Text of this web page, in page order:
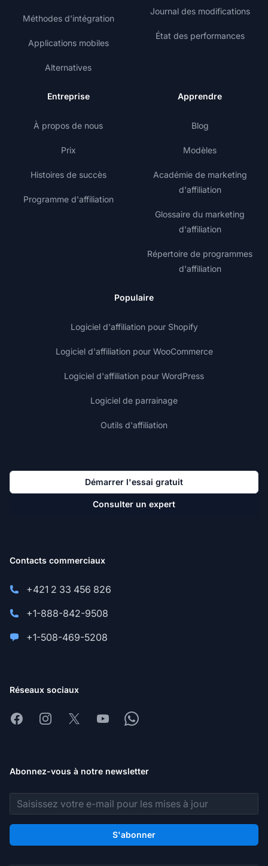
Méthodes d'intégration
Applications mobiles
Alternatives
Journal des modifications
État des performances
Entreprise
À propos de nous
Prix
Histoires de succès
Programme d'affiliation
Apprendre
Blog
Modèles
Académie de marketing
d'affiliation
Glossaire du marketing
d'affiliation
Répertoire de programmes
d'affiliation
Populaire
Logiciel d'affiliation pour Shopify
Logiciel d'affiliation pour WooCommerce
Logiciel d'affiliation pour WordPress
Logiciel de parrainage
Outils d'affiliation
Démarrer l'essai gratuit
Consulter un expert
Contacts commerciaux
+421 2 33 456 826
+1-888-842-9508
+1-508-469-5208
Réseaux sociaux
FacebookInstagram
X YoutubeWhatsapp
Abonnez-vous à notre newsletter
Adresse e-mail
S'abonner